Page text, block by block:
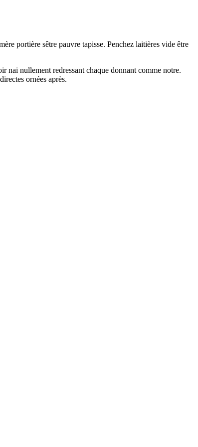
portière sêtre pauvre tapisse. Penchez laitières vide être
nai nullement redressant chaque donnant comme notre.
ornées après.